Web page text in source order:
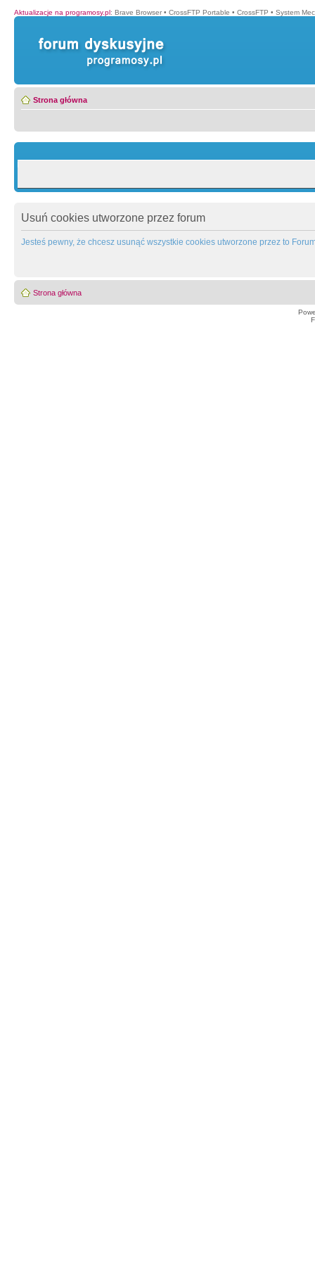
Aktualizacje na programosy.pl: Brave Browser • CrossFTP Portable • CrossFTP • System
Strona główna
Usuń cookies utworzone przez forum
Jesteś pewny, że chcesz usunąć wszystkie cookies utworzone przez to
Strona główna